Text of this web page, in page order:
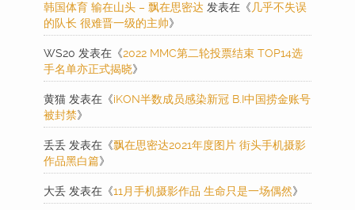
韩国体育 输在山头 – 飘在思密达 发表在《几乎不失误
的队长 很难晋一级的主帅》
WS20 发表在《2022 MMC第二轮投票结束 TOP14选
手名单亦正式揭晓》
黄猫 发表在《iKON半数成员感染新冠 B.I中国捞金账号
被封禁》
丢丢 发表在《飘在思密达2021年度图片 街头手机摄影
作品黑白篇》
大丢 发表在《11月手机摄影作品 生命只是一场偶然》